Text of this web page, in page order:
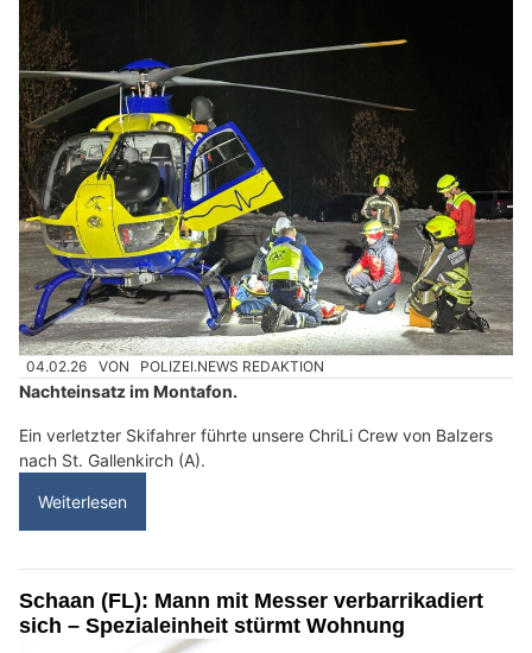
04.02.26 VON POLIZEI.NEWS REDAKTION
Nachteinsatz im Montafon.
Ein verletzter Skifahrer führte unsere ChriLi Crew von Balzers
nach St. Gallenkirch (A).
Weiterlesen
Schaan (FL): Mann mit Messer verbarrikadiert
sich – Spezialeinheit stürmt Wohnung